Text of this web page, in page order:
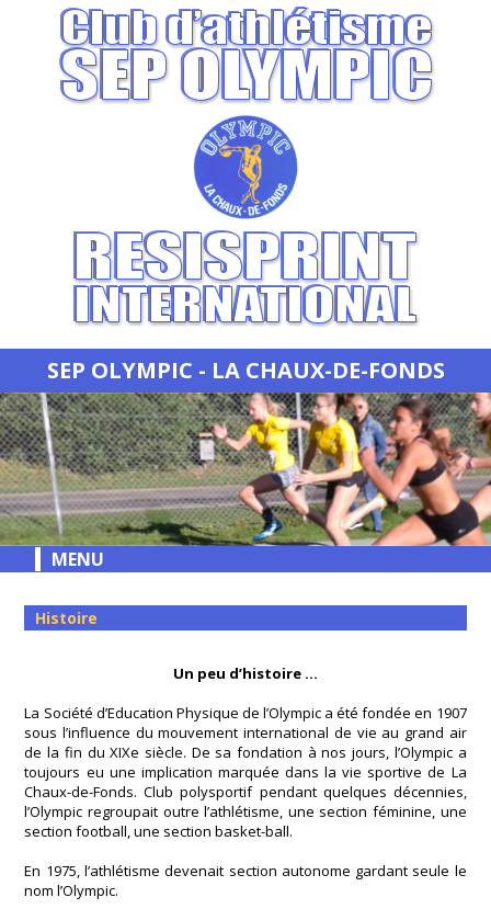
SEP OLYMPIC - LA CHAUX-DE-FONDS
MENU
Histoire
Un peu d’histoire …
La Société d’Education Physique de l’Olympic a été fondée en 1907
sous l’influence du mouvement international de vie au grand air
de la fin du XIXe siècle. De sa fondation à nos jours, l’Olympic a
toujours eu une implication marquée dans la vie sportive de La
Chaux-de-Fonds. Club polysportif pendant quelques décennies,
l’Olympic regroupait outre l’athlétisme, une section féminine, une
section football, une section basket-ball.
En 1975, l’athlétisme devenait section autonome gardant seule le
nom l’Olympic.